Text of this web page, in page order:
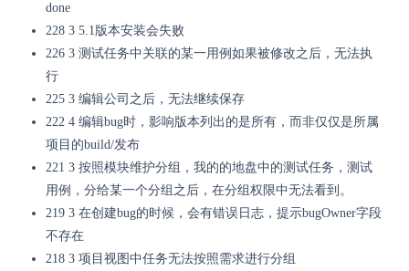
done
228 3 5.1版本安装会失败
226 3 测试任务中关联的某一用例如果被修改之后，无法执
行
225 3 编辑公司之后，无法继续保存
222 4 编辑bug时，影响版本列出的是所有，而非仅仅是所属
项目的build/发布
221 3 按照模块维护分组，我的的地盘中的测试任务，测试
用例，分给某一个分组之后，在分组权限中无法看到。
219 3 在创建bug的时候，会有错误日志，提示bugOwner字段
不存在
218 3 项目视图中任务无法按照需求进行分组